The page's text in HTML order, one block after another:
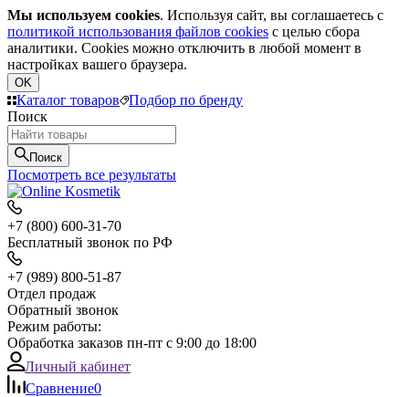
Мы используем cookies. Используя сайт, вы соглашаетесь с
политикой использования файлов cookies с целью сбора
аналитики. Cookies можно отключить в любой момент в
настройках вашего браузера.
OK
Каталог товаров
Подбор по бренду
Поиск
Поиск
Посмотреть все результаты
+7 (800) 600-31-70
Бесплатный звонок по РФ
+7 (989) 800-51-87
Отдел продаж
Обратный звонок
Режим работы:
Обработка заказов пн-пт с 9:00 до 18:00
Личный кабинет
Сравнение0